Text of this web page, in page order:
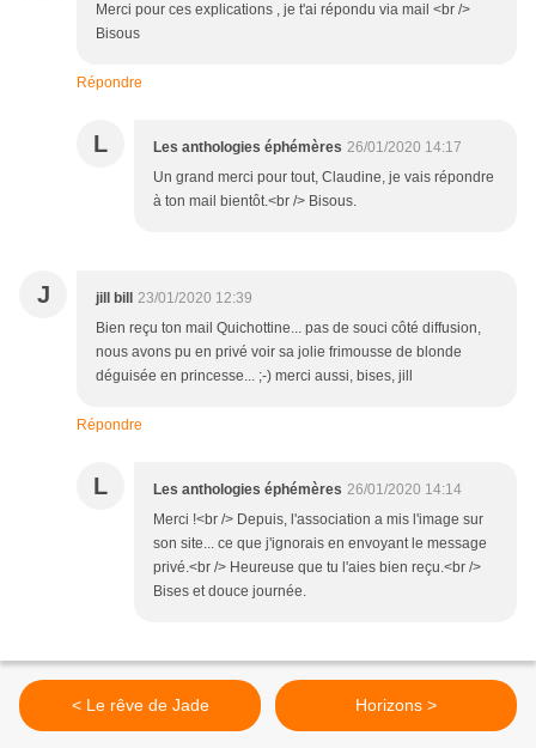
Merci pour ces explications , je t'ai répondu via mail <br />
Bisous
Répondre
L Les anthologies éphémères 26/01/2020 14:17
Un grand merci pour tout, Claudine, je vais répondre
à ton mail bientôt.<br /> Bisous.
J jill bill
23/01/2020 12:39
Bien reçu ton mail Quichottine... pas de souci côté diffusion,
nous avons pu en privé voir sa jolie frimousse de blonde
déguisée en princesse... ;-) merci aussi, bises, jill
Répondre
L Les anthologies éphémères 26/01/2020 14:14
Merci !<br /> Depuis, l'association a mis l'image sur
son site... ce que j'ignorais en envoyant le message
privé.<br /> Heureuse que tu l'aies bien reçu.<br />
Bises et douce journée.
< Le rêve de Jade Horizons >